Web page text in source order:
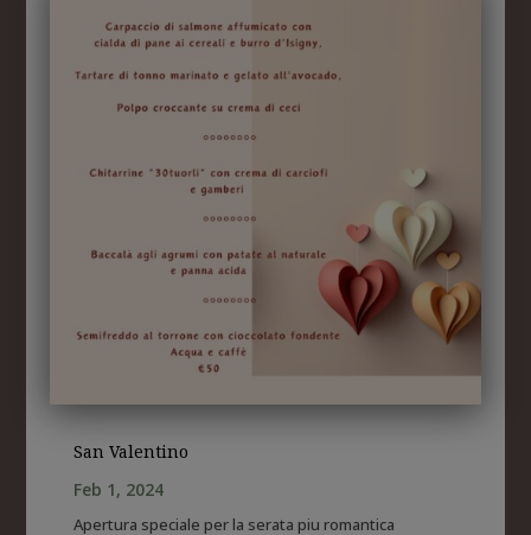
San Valentino
Feb 1, 2024
Apertura speciale per la serata piu romantica